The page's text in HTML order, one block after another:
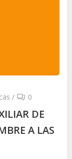
/ 0
DE
A LAS